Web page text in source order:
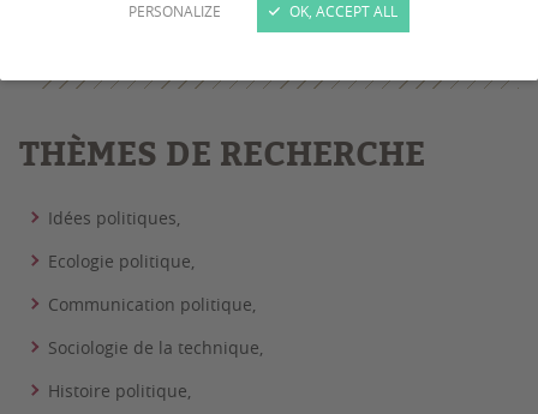
PERSONALIZE OK, ACCEPT ALL
patrick.troude-chastenet@u-bordeaux.fr
THÈMES DE RECHERCHE
Idées politiques,
Ecologie politique,
Communication politique,
Sociologie de la technique,
Histoire politique,